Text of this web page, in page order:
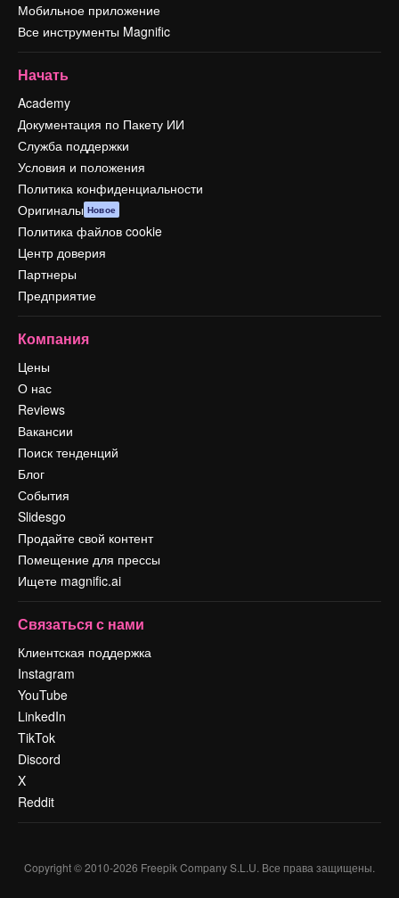
Мобильное приложение
Все инструменты Magnific
Начать
Academy
Документация по Пакету ИИ
Служба поддержки
Условия и положения
Политика конфиденциальности
Оригиналы Новое
Политика файлов cookie
Центр доверия
Партнеры
Предприятие
Компания
Цены
О нас
Reviews
Вакансии
Поиск тенденций
Блог
События
Slidesgo
Продайте свой контент
Помещение для прессы
Ищете magnific.ai
Связаться с нами
Клиентская поддержка
Instagram
YouTube
LinkedIn
TikTok
Discord
X
Reddit
Copyright © 2010-2026 Freepik Company S.L.U. Все права защищены.